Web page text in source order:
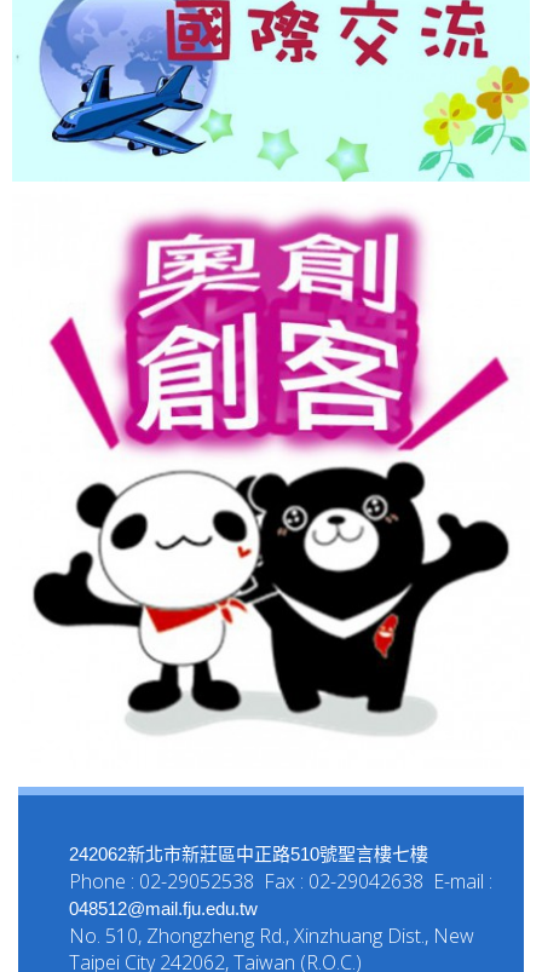
242062新北市新莊區中正路510號聖言樓七樓
Phone : 02-29052538 Fax : 02-29042638 E-mail :
048512@mail.fju.edu.tw
No. 510, Zhongzheng Rd., Xinzhuang Dist., New
Taipei City 242062, Taiwan (R.O.C.)